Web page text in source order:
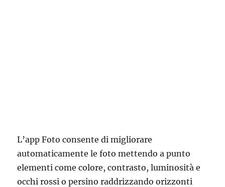
L’app Foto consente di migliorare
automaticamente le foto mettendo a punto
elementi come colore, contrasto, luminosità e
occhi rossi o persino raddrizzando orizzonti